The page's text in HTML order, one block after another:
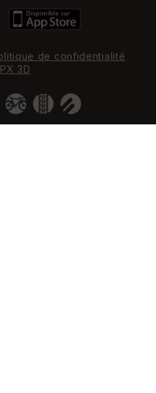
de confidentialité
3D